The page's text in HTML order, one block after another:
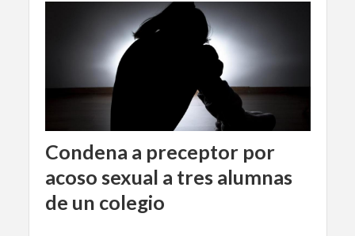
Condena a preceptor por
acoso sexual a tres alumnas
de un colegio